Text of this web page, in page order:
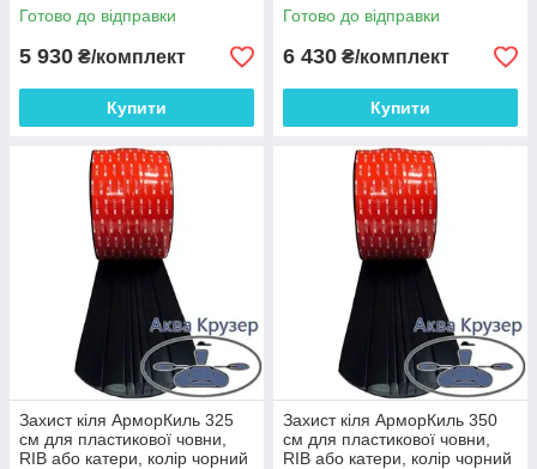
Готово до відправки
5 930 ₴/комплект
Купити
Готово до відправки
6 430 ₴/комплект
Купити
Захист кіля АрморКиль 325
см для пластикової човни,
RIB або катери, колір чорний
Захист кіля АрморКиль 350
см для пластикової човни,
RIB або катери, колір чорний